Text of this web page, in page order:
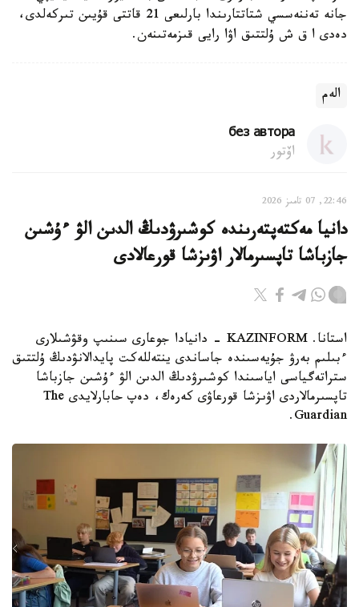
جانە تەننەسسي شتاتتارىندا بارلىعى 21 قاتتى قۇيىن تىركەلدى،
دەدى ا ق ش ۇلتتىق اۋا رايى قىزمەتىنەن.
الەم
без автора
اۆتور
22:46, 07 تامىز 2026
دانيا مەكتەپتەرىندە كوشىرۋدىڭ الدىن الۋ ءۇشىن
جازباشا تاپسىرمالار اۋىزشا قورعالادى
استانا. KAZINFORM - دانيادا جوعارى سىنىپ وقۋشىلارى
ءبىلىم بەرۋ جۇيەسىندە جاساندى ينتەللەكت پايدالانۋدىڭ ۇلتتىق
ستراتەگياسى اياسىندا كوشىرۋدىڭ الدىن الۋ ءۇشىن جازباشا
تاپسىرمالاردى اۋىزشا قورعاۋى كەرەك، دەپ حابارلايدى The
Guardian.